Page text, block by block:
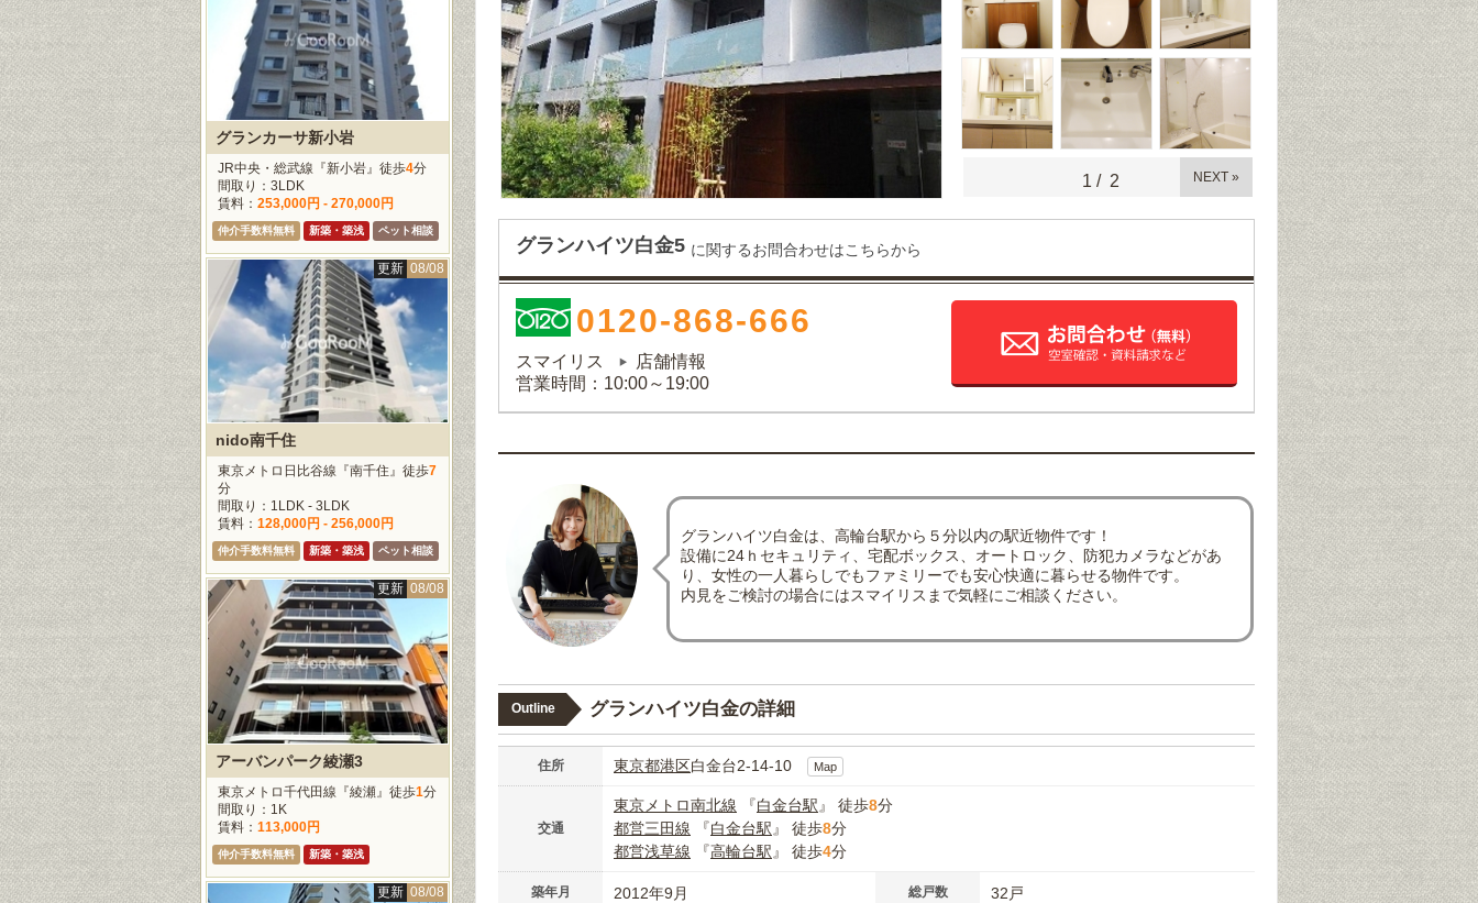
1 / 2 NEXT »
グランハイツ白金5 に関するお問合わせはこちらから
0120-868-666
スマイリス
店舗情報
営業時間：10:00～19:00
グランハイツ白金は、高輪台駅から５分以内の駅近物件です！
設備に24ｈセキュリティ、宅配ボックス、オートロック、防犯カメラなどがあ
り、女性の一人暮らしでもファミリーでも安心快適に暮らせる物件です。
内見をご検討の場合にはスマイリスまで気軽にご相談ください。
Outline グランハイツ白金の詳細
住所 東京都港区白金台2-14-10 Map
交通
東京メトロ南北線 『白金台駅 』 徒歩8分
都営三田線 『白金台駅 』 徒歩8分
都営浅草線 『高輪台駅 』 徒歩4分
築年月 2012年9月 総戸数 32戸
グランカーサ新小岩
JR中央・総武線『新小岩』徒歩4分
間取り：3LDK
賃料： 253,000円 - 270,000円
仲介手数料無料 新築・築浅 ペット相談
更新 08/08
nido南千住
東京メトロ日比谷線『南千住』徒歩7
分
間取り：1LDK - 3LDK
賃料： 128,000円 - 256,000円
仲介手数料無料 新築・築浅 ペット相談
更新 08/08
アーバンパーク綾瀬3
東京メトロ千代田線『綾瀬』徒歩1分
間取り：1K
賃料： 113,000円
仲介手数料無料 新築・築浅
更新 08/08